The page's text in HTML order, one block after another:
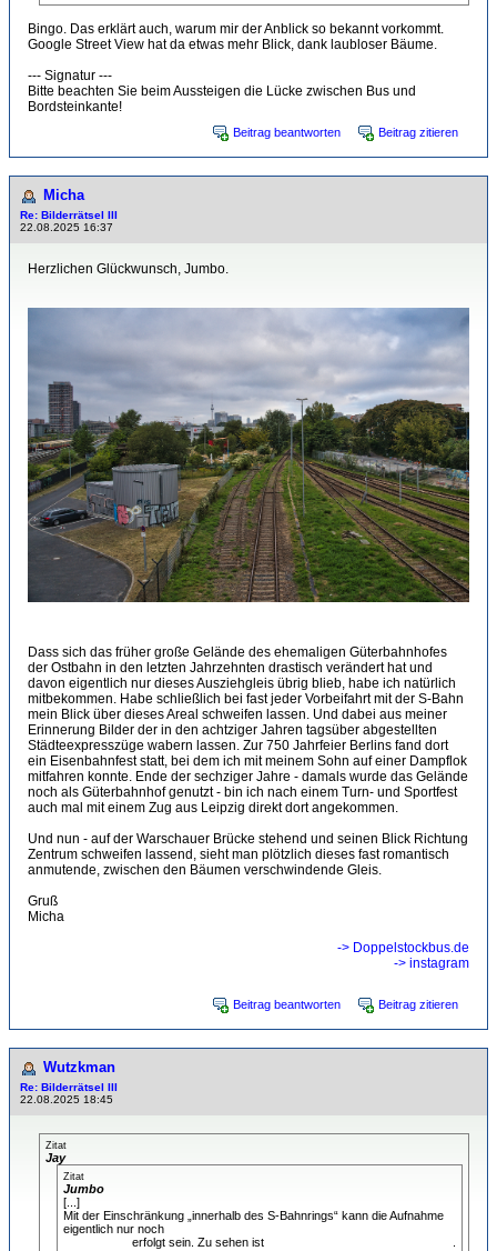
Bingo. Das erklärt auch, warum mir der Anblick so bekannt vorkommt.
Google Street View hat da etwas mehr Blick, dank laubloser Bäume.
--- Signatur ---
Bitte beachten Sie beim Aussteigen die Lücke zwischen Bus und
Bordsteinkante!
Beitrag beantworten Beitrag zitieren
Micha
Re: Bilderrätsel III
22.08.2025 16:37
Herzlichen Glückwunsch, Jumbo.
Dass sich das früher große Gelände des ehemaligen Güterbahnhofes
der Ostbahn in den letzten Jahrzehnten drastisch verändert hat und
davon eigentlich nur dieses Ausziehgleis übrig blieb, habe ich natürlich
mitbekommen. Habe schließlich bei fast jeder Vorbeifahrt mit der S-Bahn
mein Blick über dieses Areal schweifen lassen. Und dabei aus meiner
Erinnerung Bilder der in den achtziger Jahren tagsüber abgestellten
Städteexpresszüge wabern lassen. Zur 750 Jahrfeier Berlins fand dort
ein Eisenbahnfest statt, bei dem ich mit meinem Sohn auf einer Dampflok
mitfahren konnte. Ende der sechziger Jahre - damals wurde das Gelände
noch als Güterbahnhof genutzt - bin ich nach einem Turn- und Sportfest
auch mal mit einem Zug aus Leipzig direkt dort angekommen.
Und nun - auf der Warschauer Brücke stehend und seinen Blick Richtung
Zentrum schweifen lassend, sieht man plötzlich dieses fast romantisch
anmutende, zwischen den Bäumen verschwindende Gleis.
Gruß
Micha
-> Doppelstockbus.de
-> instagram
Beitrag beantworten Beitrag zitieren
Wutzkman
Re: Bilderrätsel III
22.08.2025 18:45
Zitat
Jay
Zitat
Jumbo
[...]
Mit der Einschränkung „innerhalb des S-Bahnrings“ kann die Aufnahme
eigentlich nur noch
erfolgt sein. Zu sehen ist .